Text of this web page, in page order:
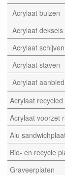
Acrylaat buizen
Acrylaat deksels
Acrylaat schijven
Acrylaat staven
Acrylaat
Acrylaat recycled
Acrylaat voorzet
Alu
Bio- en recycle
Graveerplaten